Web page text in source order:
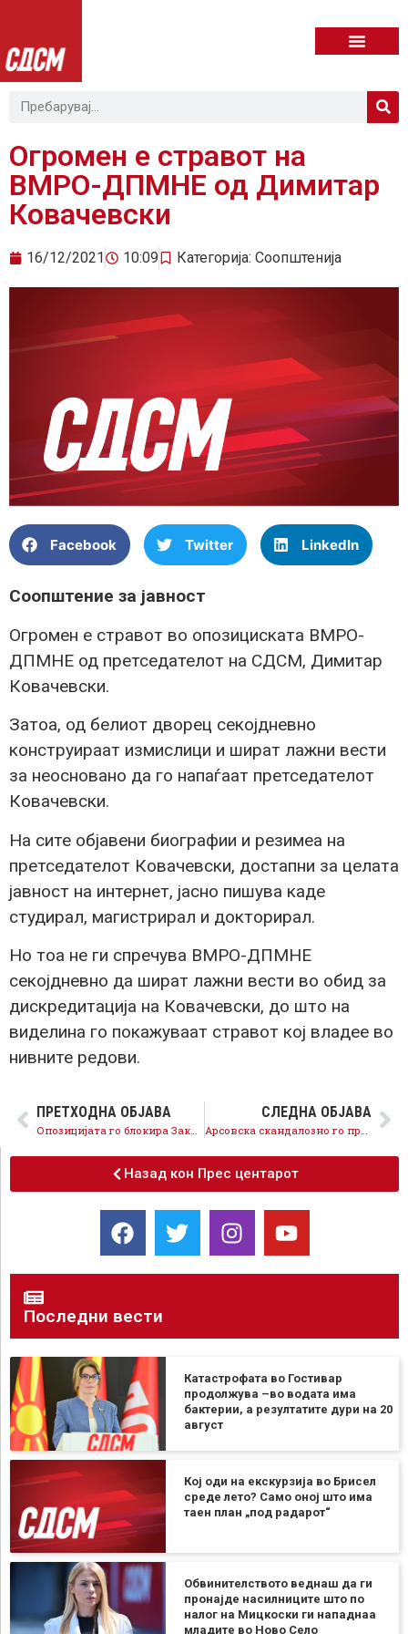
Огромен е стравот на
ВМРО-ДПМНЕ од Димитар
Ковачевски
16/12/2021 10:09 Категорија: Соопштенија
Facebook Twitter LinkedIn
Соопштение за јавност
Огромен е стравот во опозициската ВМРО-
ДПМНЕ од претседателот на СДСМ, Димитар
Ковачевски.
Затоа, од белиот дворец секојдневно
конструираат измислици и шират лажни вести
за неосновано да го напаѓаат претседателот
Ковачевски.
На сите објавени биографии и резимеа на
претседателот Ковачевски, достапни за целата
јавност на интернет, јасно пишува каде
студирал, магистрирал и докторирал.
Но тоа не ги спречува ВМРО-ДПМНЕ
секојдневно да шират лажни вести во обид за
дискредитација на Ковачевски, до што на
виделина го покажуваат стравот кој владее во
нивните редови.
ПРЕТХОДНА ОБЈАВА
Опозицијата го блокира Законот за здравствена заштита и лаже дека брзата помош се приватизира
СЛЕДНА ОБЈАВА
Арсовска скандалозно го прекинува проектот за БРТ, на штета на Скопје и угледот на државата
Назад кон Прес центарот
Последни вести
Катастрофата во Гостивар
продолжува –во водата има
бактерии, а резултатите дури на 20
август
Кој оди на екскурзија во Брисел
среде лето? Само оној што има
таен план „под радарот“
Обвинителството веднаш да ги
пронајде насилниците што по
налог на Мицкоски ги нападнаа
младите во Ново Село